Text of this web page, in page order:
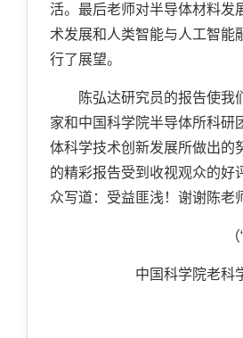
活。最后老师对半导体材料发
术发展和人类智能与人工智能
行了展望。
陈弘达研究员的报告使我
家和中国科学院半导体所科研
体科学技术创新发展所做出的
的精彩报告受到收视观众的好
众写道：受益匪浅！谢谢陈老
中国科学院老科